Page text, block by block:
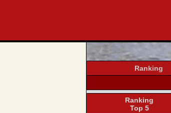
Ranking
Ranking
Top 5